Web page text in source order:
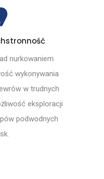
nurkowaniem
wykonywania
w trudnych
eksploracji
podwodnych